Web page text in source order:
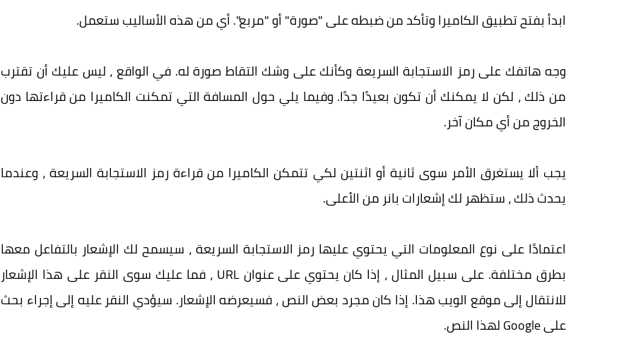
ابدأ بفتح تطبيق الكاميرا وتأكد من ضبطه على "صورة" أو "مربع". أي من هذه الأساليب ستعمل.
وجه هاتفك على رمز الاستجابة السريعة وكأنك على وشك التقاط صورة له. في الواقع ، ليس عليك أن تقترب
من ذلك ، لكن لا يمكنك أن تكون بعيدًا جدًا. وفيما يلي حول المسافة التي تمكنت الكاميرا من قراءتها دون
الخروج من أي مكان آخر.
يجب ألا يستغرق الأمر سوى ثانية أو اثنتين لكي تتمكن الكاميرا من قراءة رمز الاستجابة السريعة ، وعندما
يحدث ذلك ، ستظهر لك إشعارات بانر من الأعلى.
اعتمادًا على نوع المعلومات التي يحتوي عليها رمز الاستجابة السريعة ، سيسمح لك الإشعار بالتفاعل معها
بطرق مختلفة. على سبيل المثال ، إذا كان يحتوي على عنوان URL ، فما عليك سوى النقر على هذا الإشعار
للانتقال إلى موقع الويب هذا. إذا كان مجرد بعض النص ، فسيعرضه الإشعار. سيؤدي النقر عليه إلى إجراء بحث
على Google لهذا النص.